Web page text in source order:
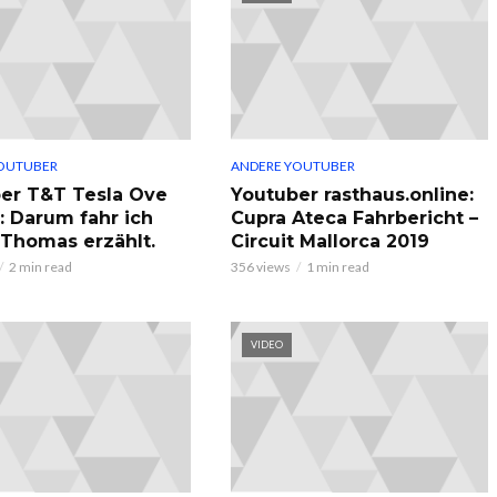
T&T Tesla Ove
Darum fahr ich
erzählt.
2 min read
ANDERE YOUTUBER
Youtuber rasthaus.online:
Cupra Ateca Fahrbericht –
Circuit Mallorca 2019
356 views 1 min read
VIDEO